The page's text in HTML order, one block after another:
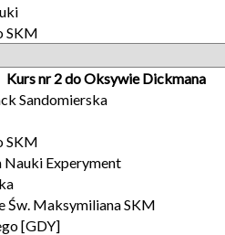
SKM
Kurs nr 2 do Oksywie Dickmana
Sandomierska
SKM
Nauki Experyment
Św. Maksymiliana SKM
[GDY]